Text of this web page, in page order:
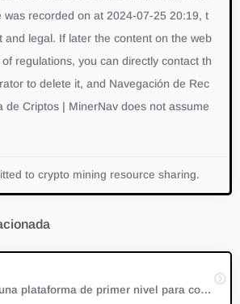
was recorded on at 2024-07-25 20:19, t
and legal. If later the content on the web
regulations, you can directly contact th
to delete it, and Navegación de Rec
de Criptos | MinerNav does not assume
to crypto mining resource sharing.
MIGODI es una plataforma de primer nivel para comprar potencia de hash y ofrece una solución eficiente y fácil de usar para la minería de criptomonedas. Al simplificar el proceso y eliminar la gestión de hardware, MIGODI permite a los usuarios seleccionar cadenas de bloques, establecer contratos de minería y recibir ingresos directos de las monedas extraídas.